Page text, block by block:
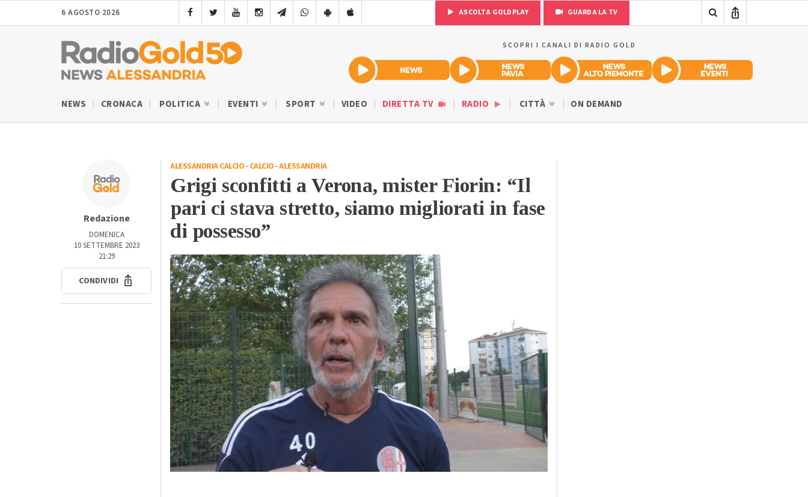
6 AGOSTO 2026 ASCOLTA GOLDPLAY GUARDA LA TV
SCOPRI I CANALI DI RADIO GOLD
NEWS CRONACA POLITICA EVENTI SPORT VIDEO DIRETTA TV RADIO CITTÀ ON DEMAND
Redazione
DOMENICA
10 SETTEMBRE 2023
21:29
CONDIVIDI
ALESSANDRIA CALCIO-CALCIO-ALESSANDRIA
Grigi sconfitti a Verona, mister Fiorin: “Il
pari ci stava stretto, siamo migliorati in fase
di possesso”